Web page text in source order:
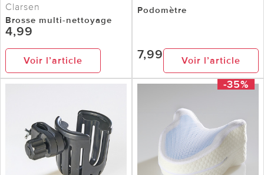
Clarsen
Brosse multi-nettoyage
4,99
Voir l’article
Podomètre
7,99 Voir l’article
-35%